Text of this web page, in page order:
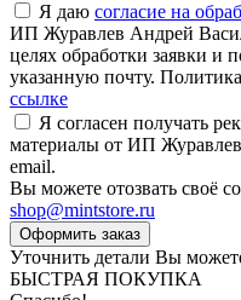
Я даю согласие на
ИП Журавлев Андрей
целях обработки заявки и
указанную почту.
ссылке
Я согласен получать
материалы от ИП
email.
Вы можете отозвать своё
shop@mintstore.ru
Оформить заказ
Уточнить детали Вы
БЫСТРАЯ ПОКУПКА